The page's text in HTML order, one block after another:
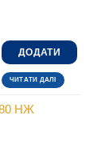
ДОДАТИ
ЧИТАТИ ДАЛІ
НЖ